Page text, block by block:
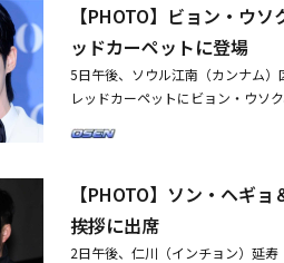
【PHOTO】ビョン・ウ
ッドカーペットに登場
5日午後、ソウル江南（カンナム
レッドカーペットにビョン・ウソ
チャン・ソンボムらが登場した。
ペ・スジ、パク・ボゴムの3人が
の「GUCCI IMPACT AWARD」候
ソク、IU、キム・ヘユンら実力派俳
【PHOTO】ソン・ヘギ
挨拶に出席
2日午後、仁川（インチョン）延